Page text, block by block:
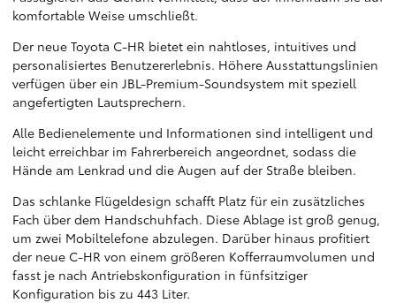
komfortable Weise umschließt.
Der neue Toyota C-HR bietet ein nahtloses, intuitives und
personalisiertes Benutzererlebnis. Höhere Ausstattungslinien
verfügen über ein JBL-Premium-Soundsystem mit speziell
angefertigten Lautsprechern.
Alle Bedienelemente und Informationen sind intelligent und
leicht erreichbar im Fahrerbereich angeordnet, sodass die
Hände am Lenkrad und die Augen auf der Straße bleiben.
Das schlanke Flügeldesign schafft Platz für ein zusätzliches
Fach über dem Handschuhfach. Diese Ablage ist groß genug,
um zwei Mobiltelefone abzulegen. Darüber hinaus profitiert
der neue C-HR von einem größeren Kofferraumvolumen und
fasst je nach Antriebskonfiguration in fünfsitziger
Konfiguration bis zu 443 Liter.